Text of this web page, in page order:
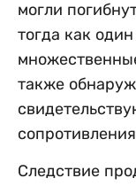
могли
тогда как
также
Следствие